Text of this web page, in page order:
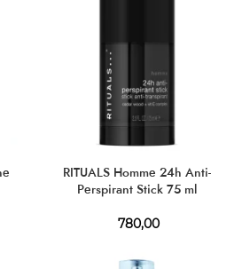
RITUALS Homme 24h Anti-
Perspirant Stick 75 ml
780,00